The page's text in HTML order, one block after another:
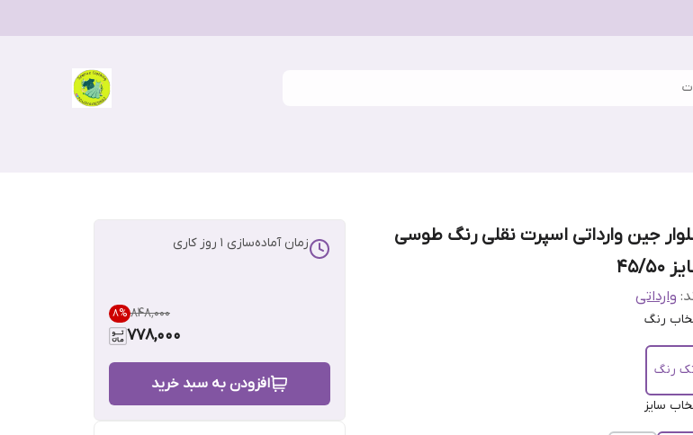
جین وارداتی اسپرت نقلی رنگ طوسی
50
وارداتی
رنگ
رنگ
سایز
زمان آماده‌سازی 1 روز کاری
۸۴۸٬۰۰۰ 8%
778,000
افزودن به سبد خرید